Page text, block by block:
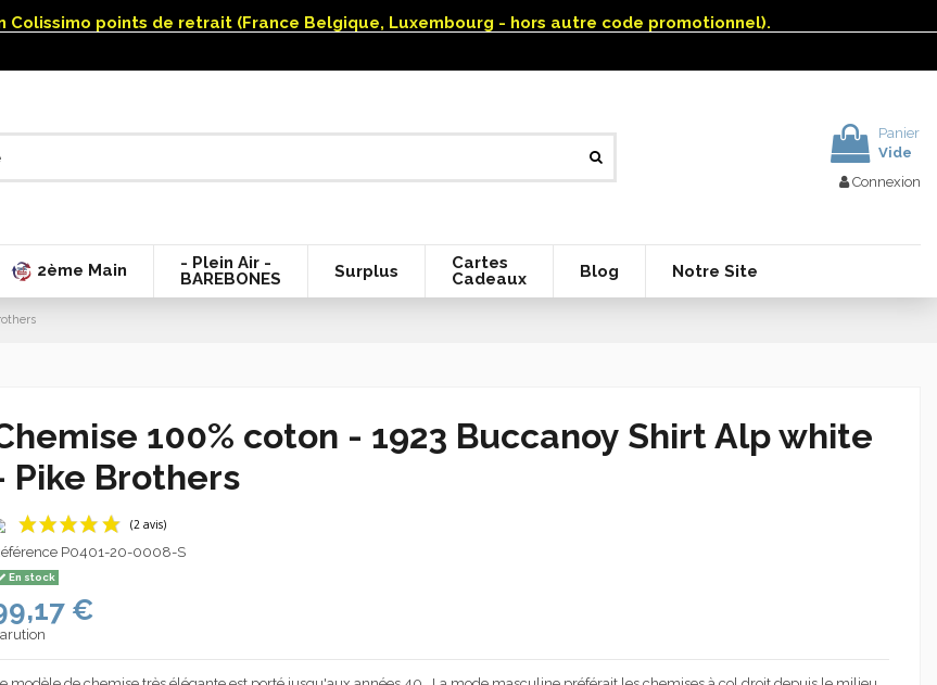
points de retrait (France Belgique, Luxembourg - hors autre code promotionnel).
Panier
Vide
Connexion
2ème Main
- Plein Air -
BAREBONES
Surplus
Cartes
Cadeaux
Blog Notre Site
100% coton - 1923 Buccanoy Shirt Alp white
Pike Brothers
P0401-20-0008-S
En stock
€